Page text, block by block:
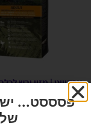
ארקיווט | מזון יבש לכלב
הרוויחו 17.00 נקודות ⭐
₪340.00
פסססט... יש